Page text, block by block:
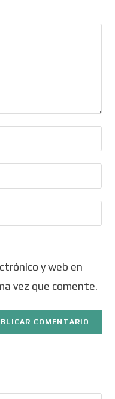
y web en
vez que comente.